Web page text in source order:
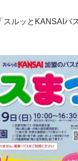
スルッとKANSAIバ